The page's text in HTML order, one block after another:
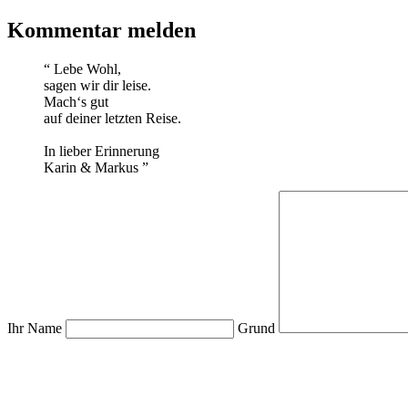
Kommentar melden
“ Lebe Wohl,
sagen wir dir leise.
Mach‘s gut
auf deiner letzten Reise.
In lieber Erinnerung
Karin & Markus ”
Ihr Name Grund